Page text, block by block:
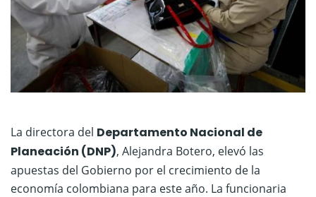
La directora del Departamento Nacional de
Planeación (DNP), Alejandra Botero, elevó las
apuestas del Gobierno por el crecimiento de la
economía colombiana para este año. La funcionaria